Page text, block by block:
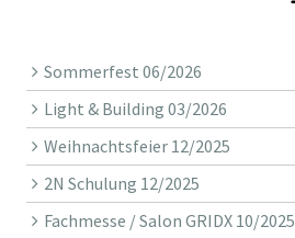
Sommerfest 06/2026
Light & Building 03/2026
Weihnachtsfeier 12/2025
2N Schulung 12/2025
Fachmesse / Salon GRIDX 10/2025